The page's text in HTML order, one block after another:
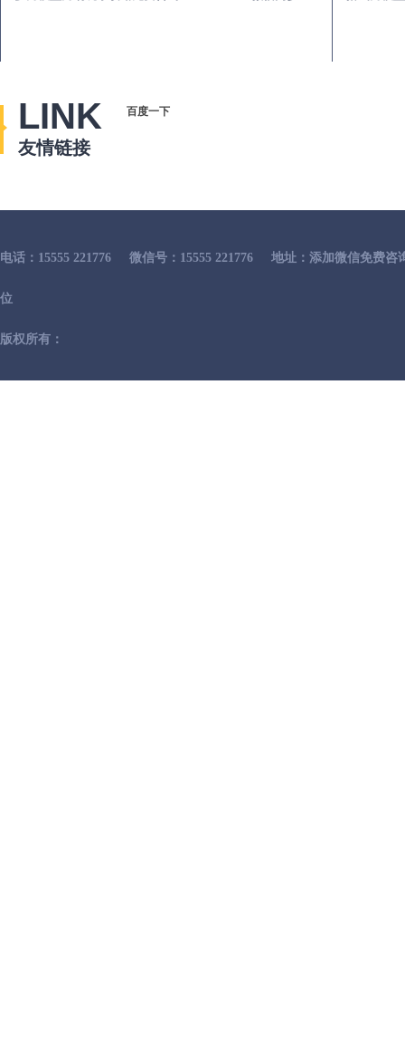
LINK
友情链接
百度一下
电话：15555 221776 微信号：15555 221776 地址：添加微信免费咨
位
版权所有：